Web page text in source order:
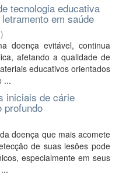
tecnologia educativa
em saúde
)
doença evitável, continua
afetando a qualidade de
educativos orientados
...
iniciais de cárie
profundo
doença que mais acomete
de suas lesões pode
especialmente em seus